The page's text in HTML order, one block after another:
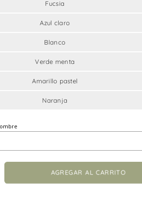
Fucsia
Azul claro
Blanco
Verde menta
Amarillo pastel
Naranja
AGREGAR AL CARRITO